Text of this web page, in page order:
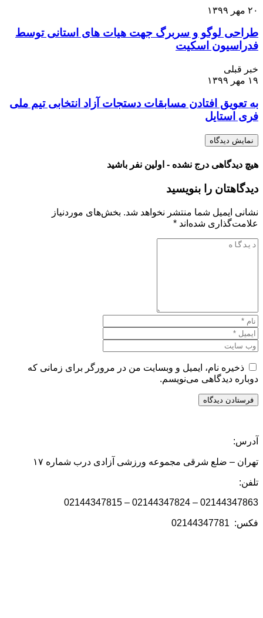
۲۰ مهر ۱۳۹۹
طراحی لوگو و سربرگ جهت هیات های استانی توسط
فدراسیون اسکیت
خبر قبلی
۱۹ مهر ۱۳۹۹
به تعویق افتادن مسابقات دستجات آزاد انتخابی تیم ملی
فری استایل
نمایش دیدگاه
هیچ دیدگاهی درج نشده - اولین نفر باشید
دیدگاهتان را بنویسید
نشانی ایمیل شما منتشر نخواهد شد. بخش‌های موردنیاز
علامت‌گذاری شده‌اند *
ذخیره نام، ایمیل و وبسایت من در مرورگر برای زمانی که
دوباره دیدگاهی می‌نویسم.
آدرس:
تهران – ضلع شرقی مجموعه ورزشی آزادی درب شماره ۱۷
تلفن:
02144347863 – 02144347824 – 02144347815
فکس: 02144347781